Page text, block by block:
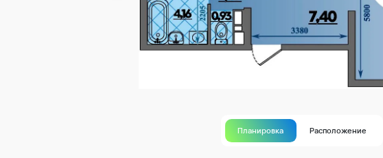
Планировка Расположение